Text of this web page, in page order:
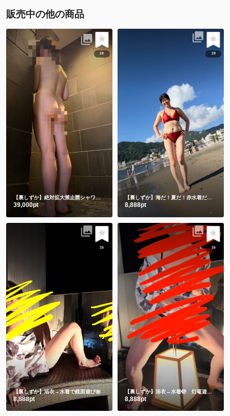
販売中の他の商品
19
【裏しずか】絶対拡大禁止🈲シャワー動画🎥 立ちシャワーと床座りシャワー🫣
39,000pt
19
【裏しずか】海だ！夏だ！赤水着だー💗
8,888pt
15
【裏しずか】浴衣→水着で鏡面遊び㊙️
8,888pt
16
【裏しずか】浴衣→水着🫣 灯篭遊び ギリ
8,888pt